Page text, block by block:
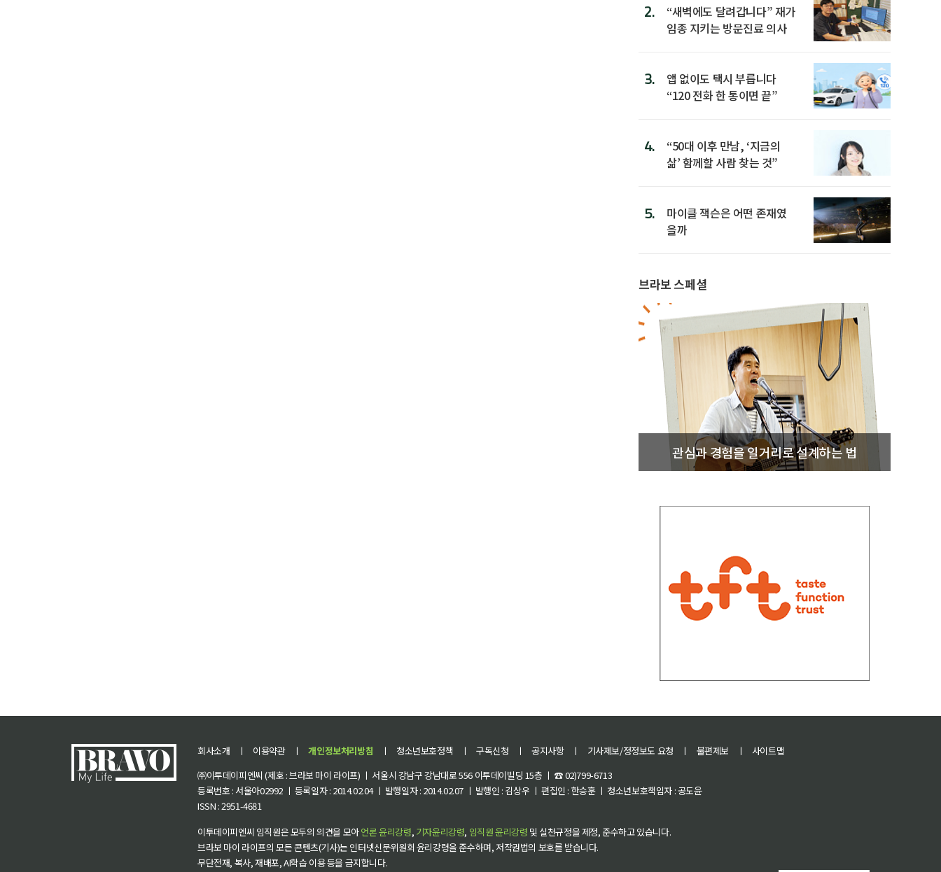
2.
“새벽에도 달려갑니다” 재가
임종 지키는 방문진료 의사
3.
앱 없이도 택시 부릅니다
“120 전화 한 통이면 끝”
4.
“50대 이후 만남, ‘지금의
삶’ 함께할 사람 찾는 것”
5.
마이클 잭슨은 어떤 존재였
을까
브라보 스페셜
관심과 경험을 일거리로 설계하는 법
회사소개 ㅣ 이용약관 ㅣ 개인정보처리방침 ㅣ 청소년보호정책 ㅣ 구독신청 ㅣ 공지사항 ㅣ 기사제보/정정보도 요청 ㅣ 불편제보 ㅣ
사이트맵
㈜이투데이피엔씨 (제호 : 브라보 마이 라이프) ㅣ 서울시 강남구 강남대로 556 이투데이빌딩 15층 ㅣ ☎ 02)799-6713
등록번호 : 서울아02992 ㅣ 등록일자 : 2014.02.04 ㅣ 발행일자 : 2014.02.07 ㅣ 발행인 : 김상우 ㅣ 편집인 : 한승훈 ㅣ 청소년보호책임자 : 공도윤
ISSN : 2951-4681
이투데이피엔씨 임직원은 모두의 의견을 모아언론 윤리강령, 기자윤리강령, 임직원 윤리강령 및 실천규정을 제정, 준수하고 있습니다.
브라보 마이 라이프의 모든 콘텐츠(기사)는 인터넷신문위원회 윤리강령을 준수하며, 저작권법의 보호를 받습니다.
무단전재, 복사, 재배포, AI학습 이용 등을 금지합니다.